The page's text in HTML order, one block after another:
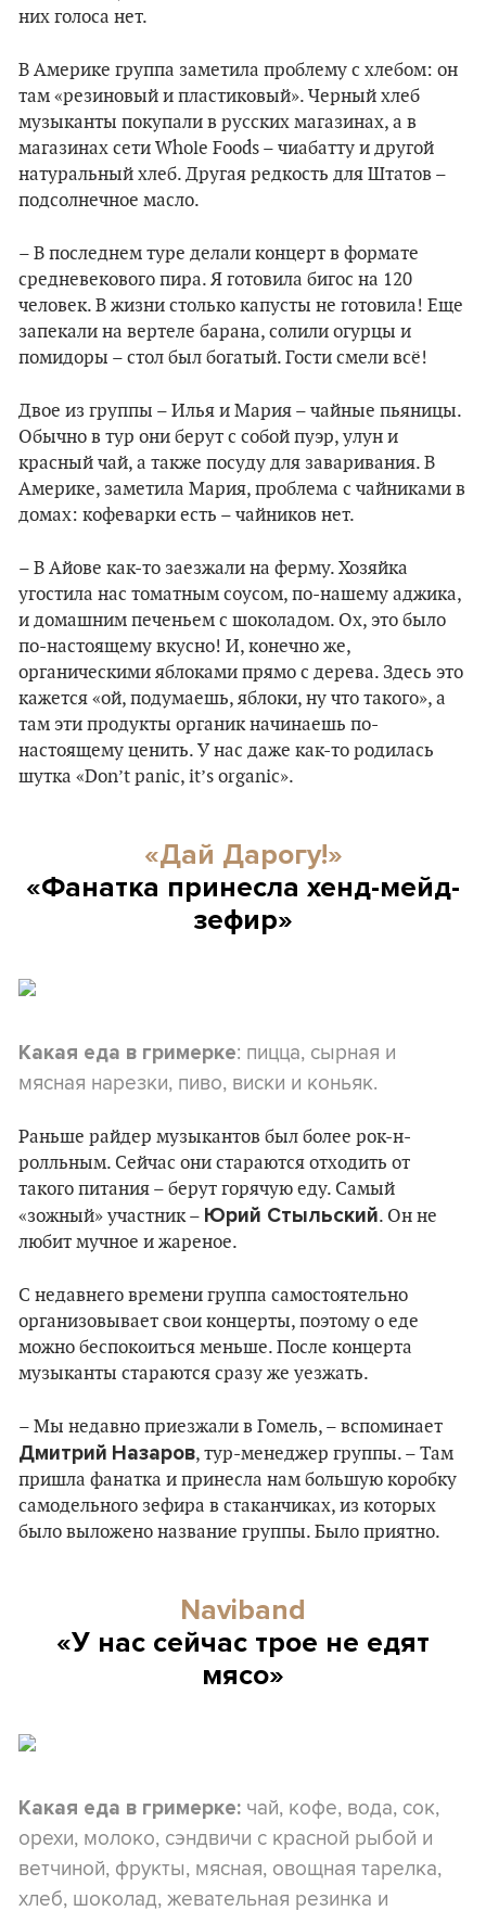
них голоса нет.
В Америке группа заметила проблему с хлебом: он
там «резиновый и пластиковый». Черный хлеб
музыканты покупали в русских магазинах, а в
магазинах сети Whole Foods – чиабатту и другой
натуральный хлеб. Другая редкость для Штатов –
подсолнечное масло.
– В последнем туре делали концерт в формате
средневекового пира. Я готовила бигос на 120
человек. В жизни столько капусты не готовила! Еще
запекали на вертеле барана, солили огурцы и
помидоры – стол был богатый. Гости смели всё!
Двое из группы – Илья и Мария – чайные пьяницы.
Обычно в тур они берут с собой пуэр, улун и
красный чай, а также посуду для заваривания. В
Америке, заметила Мария, проблема с чайниками в
домах: кофеварки есть – чайников нет.
– В Айове как-то заезжали на ферму. Хозяйка
угостила нас томатным соусом, по-нашему аджика,
и домашним печеньем с шоколадом. Ох, это было
по-настоящему вкусно! И, конечно же,
органическими яблоками прямо с дерева. Здесь это
кажется «ой, подумаешь, яблоки, ну что такого», а
там эти продукты органик начинаешь по-
настоящему ценить. У нас даже как-то родилась
шутка «Don’t panic, it’s organic».
«Дай Дарогу!»
«Фанатка принесла хенд-мейд-
зефир»
Какая еда в гримерке: пицца, сырная и
мясная нарезки, пиво, виски и коньяк.
Раньше райдер музыкантов был более рок-н-
ролльным. Сейчас они стараются отходить от
такого питания – берут горячую еду. Самый
«зожный» участник – Юрий Стыльский. Он не
любит мучное и жареное.
С недавнего времени группа самостоятельно
организовывает свои концерты, поэтому о еде
можно беспокоиться меньше. После концерта
музыканты стараются сразу же уезжать.
– Мы недавно приезжали в Гомель, – вспоминает
Дмитрий Назаров, тур-менеджер группы. – Там
пришла фанатка и принесла нам большую коробку
самодельного зефира в стаканчиках, из которых
было выложено название группы. Было приятно.
Naviband
«У нас сейчас трое не едят
мясо»
Какая еда в гримерке: чай, кофе, вода, сок,
орехи, молоко, сэндвичи с красной рыбой и
ветчиной, фрукты, мясная, овощная тарелка,
хлеб, шоколад, жевательная резинка и